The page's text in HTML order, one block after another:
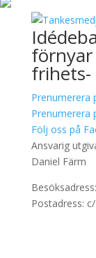
frihets-
Prenumerera
Prenumerera
Följ oss på
Ansvarig
Daniel Färm
Postadress: